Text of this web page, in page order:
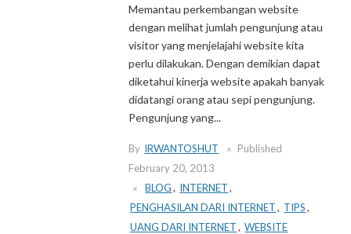
Memantau perkembangan website
dengan melihat jumlah pengunjung atau
visitor yang menjelajahi website kita
perlu dilakukan. Dengan demikian dapat
diketahui kinerja website apakah banyak
didatangi orang atau sepi pengunjung.
Pengunjung yang...
By IRWANTOSHUT
Published
February 20, 2013
BLOG , INTERNET ,
PENGHASILAN DARI INTERNET , TIPS ,
UANG DARI INTERNET , WEBSITE